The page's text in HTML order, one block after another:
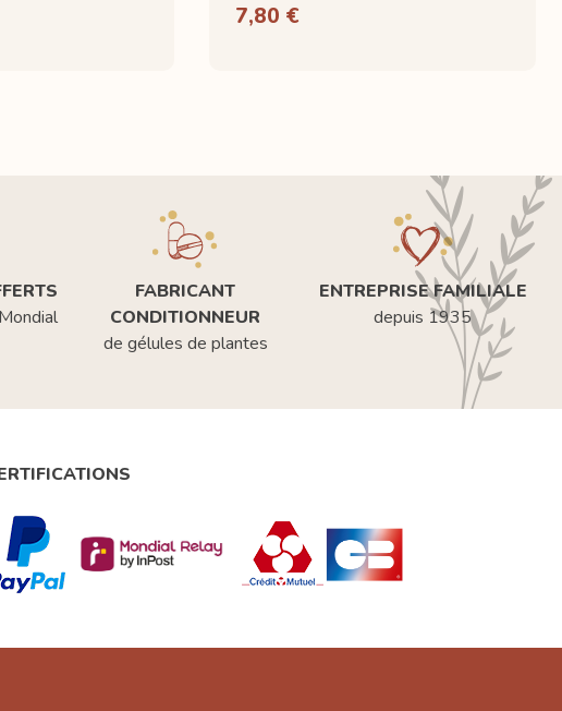
7,80 €
FABRICANT
CONDITIONNEUR
de gélules de plantes
ENTREPRISE FAMILIALE
depuis 1935